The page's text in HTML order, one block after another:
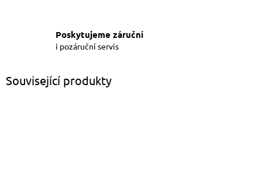
Poskytujeme záruční
i pozáruční servis
Související produkty